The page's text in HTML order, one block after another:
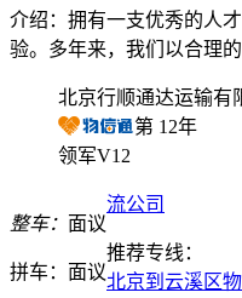
介绍：拥有一支优秀的人
验。多年来，我们以合理
北京行顺通达运输有
第 12年
领军V12
整车： 面议
拼车： 面议
流公司
推荐专线：
北京到云溪区